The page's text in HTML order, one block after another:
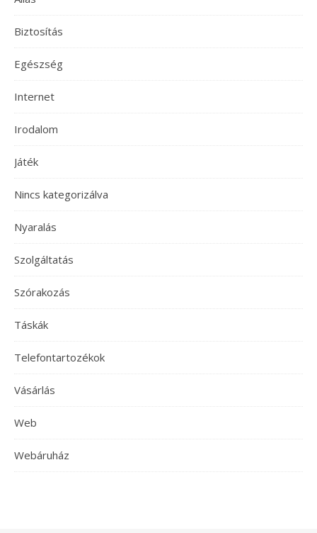
Biztosítás
Egészség
Internet
Irodalom
Játék
Nincs kategorizálva
Nyaralás
Szolgáltatás
Szórakozás
Táskák
Telefontartozékok
Vásárlás
Web
Webáruház